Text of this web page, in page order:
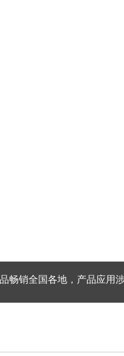
畅销全国各地，产品应用